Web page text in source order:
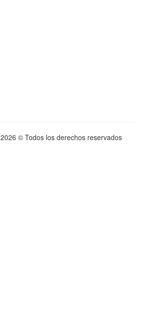
2026 © Todos los derechos reservados